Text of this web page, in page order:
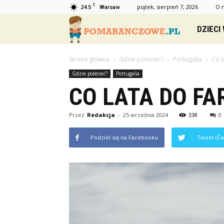
24.5 C Warsaw piątek, sierpień 7, 2026 O
DZIECI
Strona główna Gdzie polecieć? Portugalia Co
Gdzie polecieć? Portugalia
CO LATA DO
Przez Redakcja - 25 września 2024 338 0
Podziel się na Facebooku Tweet